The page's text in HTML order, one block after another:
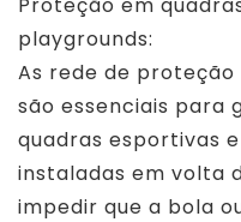
playgrounds:
As rede de
são essenciais para
quadras esportivas
instaladas em volta
impedir que a bola